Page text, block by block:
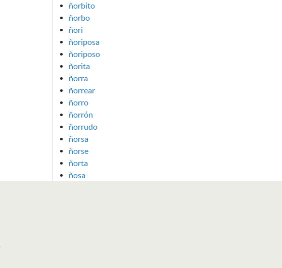
ñorbito
ñorbo
ñori
ñoriposa
ñoriposo
ñorita
ñorra
ñorrear
ñorro
ñorrón
ñorrudo
ñorsa
ñorse
ñorta
ñosa